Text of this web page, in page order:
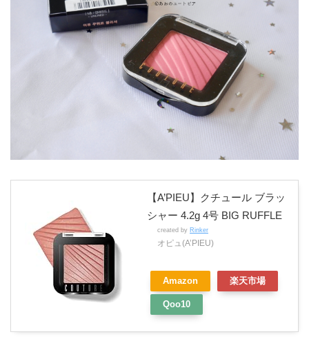
【A’PIEU】クチュール ブラッ
シャー 4.2g 4号 BIG RUFFLE
created by Rinker
オピュ(A’PIEU)
Amazon 楽天市場
Qoo10